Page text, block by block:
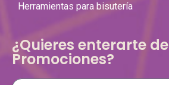
Herramientas para bisutería
¿Quieres enterarte de
Promociones?